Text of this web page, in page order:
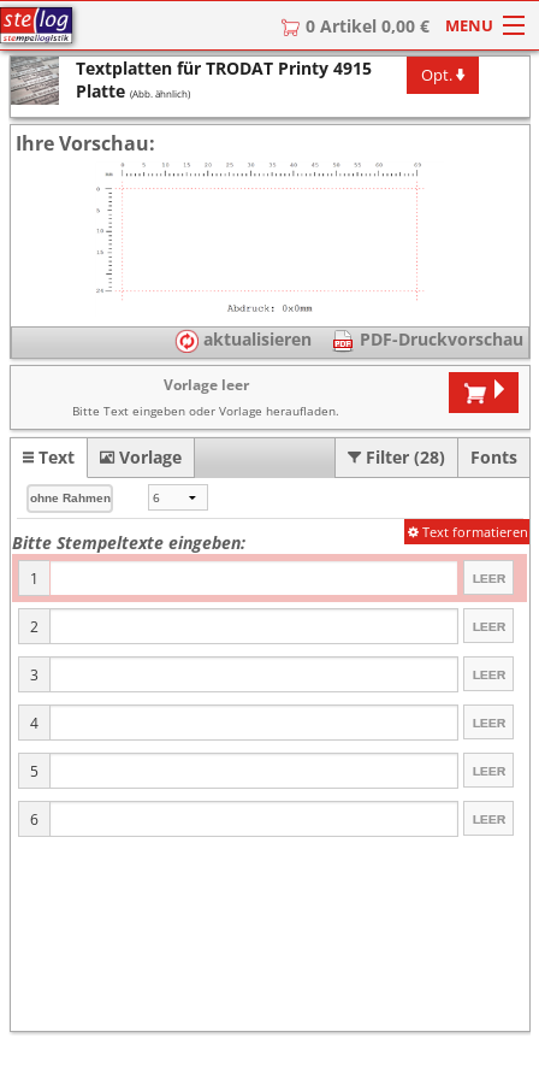
0 Artikel 0,00 € MENU
HOME
Stempel
Stempel-Textplatten
Stempelzubehör
Textplatten für TRODAT Printy 4915
Platte (Abb. ähnlich)
Opt.
Ihre Vorschau:
aktualisieren PDF-Druckvorschau
Vorlage leer
Bitte Text eingeben oder Vorlage heraufladen.
Text Vorlage Fonts
Filter (28)
Bitte Stempeltexte eingeben:
1
2
3
4
5
6
Text formatieren